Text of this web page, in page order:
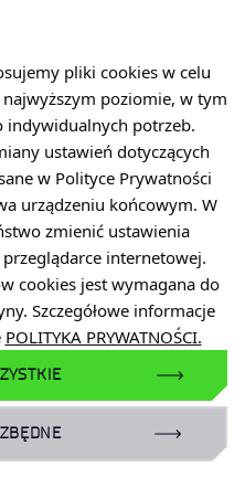
pliki cookies w celu
najwyższym poziomie, w tym
indywidualnych potrzeb.
ustawień dotyczących
w Polityce Prywatności
urządzeniu końcowym. W
zmienić ustawienia
internetowej.
cookies jest wymagana do
Szczegółowe informacje
POLITYKA PRYWATNOŚCI.